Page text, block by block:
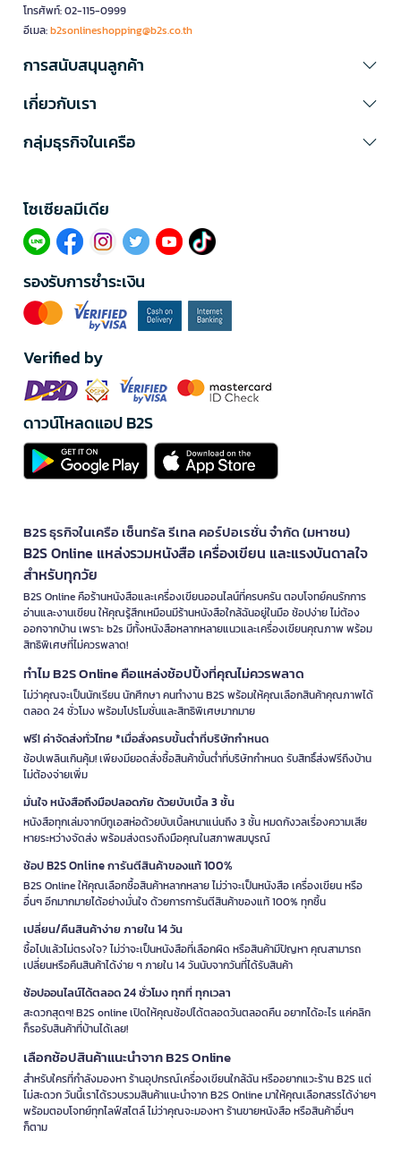
โทรศัพท์: 02-115-0999
อีเมล:b2sonlineshopping@b2s.co.th
การสนับสนุนลูกค้า
เกี่ยวกับเรา
กลุ่มธุรกิจในเครือ
โซเซียลมีเดีย​
รองรับการชำระเงิน
Verified by
ดาวน์โหลดแอป B2S
B2S ธุรกิจในเครือ เซ็นทรัล รีเทล คอร์ปอเรชั่น จำกัด (มหาชน)
B2S Online แหล่งรวมหนังสือ เครื่องเขียน และแรงบันดาลใจ
สำหรับทุกวัย
B2S Online คือร้านหนังสือและเครื่องเขียนออนไลน์ที่ครบครัน ตอบโจทย์คนรักการ
อ่านและงานเขียน ให้คุณรู้สึกเหมือนมีร้านหนังสือใกล้ฉันอยู่ในมือ ช้อปง่าย ไม่ต้อง
ออกจากบ้าน เพราะ b2s มีทั้งหนังสือหลากหลายแนวและเครื่องเขียนคุณภาพ พร้อม
สิทธิพิเศษที่ไม่ควรพลาด!
ทำไม B2S Online คือแหล่งช้อปปิ้งที่คุณไม่ควรพลาด
ไม่ว่าคุณจะเป็นนักเรียน นักศึกษา คนทำงาน B2S พร้อมให้คุณเลือกสินค้าคุณภาพได้
ตลอด 24 ชั่วโมง พร้อมโปรโมชั่นและสิทธิพิเศษมากมาย
ฟรี! ค่าจัดส่งทั่วไทย *เมื่อสั่งครบขั้นต่ำที่บริษัทกำหนด
ช้อปเพลินเกินคุ้ม! เพียงมียอดสั่งซื้อสินค้าขั้นต่ำที่บริษัทกำหนด รับสิทธิ์ส่งฟรีถึงบ้าน
ไม่ต้องจ่ายเพิ่ม
มั่นใจ หนังสือถึงมือปลอดภัย ด้วยบับเบิ้ล 3 ชั้น
หนังสือทุกเล่มจากบีทูเอสห่อด้วยบับเบิ้ลหนาแน่นถึง 3 ชั้น หมดกังวลเรื่องความเสีย
หายระหว่างจัดส่ง พร้อมส่งตรงถึงมือคุณในสภาพสมบูรณ์
ช้อป B2S Online การันตีสินค้าของแท้ 100%
B2S Online ให้คุณเลือกซื้อสินค้าหลากหลาย ไม่ว่าจะเป็นหนังสือ เครื่องเขียน หรือ
อื่นๆ อีกมากมายได้อย่างมั่นใจ ด้วยการการันตีสินค้าของแท้ 100% ทุกชิ้น
เปลี่ยน/คืนสินค้าง่าย ภายใน 14 วัน
ซื้อไปแล้วไม่ตรงใจ? ไม่ว่าจะเป็นหนังสือที่เลือกผิด หรือสินค้ามีปัญหา คุณสามารถ
เปลี่ยนหรือคืนสินค้าได้ง่าย ๆ ภายใน 14 วันนับจากวันที่ได้รับสินค้า
ช้อปออนไลน์ได้ตลอด 24 ชั่วโมง ทุกที่ ทุกเวลา
สะดวกสุดๆ! B2S online เปิดให้คุณช้อปได้ตลอดวันตลอดคืน อยากได้อะไร แค่คลิก
ก็รอรับสินค้าที่บ้านได้เลย!
เลือกช้อปสินค้าแนะนำจาก B2S Online
สำหรับใครที่กำลังมองหา ร้านอุปกรณ์เครื่องเขียนใกล้ฉัน หรืออยากแวะร้าน B2S แต่
ไม่สะดวก วันนี้เราได้รวบรวมสินค้าแนะนำจาก B2S Online มาให้คุณเลือกสรรได้ง่ายๆ
พร้อมตอบโจทย์ทุกไลฟ์สไตล์ ไม่ว่าคุณจะมองหา ร้านขายหนังสือ หรือสินค้าอื่นๆ
ก็ตาม